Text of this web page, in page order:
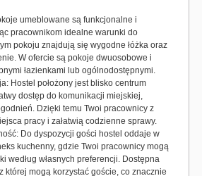
umeblowane są funkcjonalne i
pracownikom idealne warunki do
pokoju znajdują się wygodne łóżka oraz
W ofercie są pokoje dwuosobowe i
łazienkami lub ogólnodostępnymi.
Hostel położony jest blisko centrum
dostęp do komunikacji miejskiej,
Dzięki temu Twoi pracownicy z
pracy i załatwią codzienne sprawy.
Do dyspozycji gości hostel oddaje w
kuchenny, gdzie Twoi pracownicy mogą
według własnych preferencji. Dostępna
której mogą korzystać goście, co znacznie